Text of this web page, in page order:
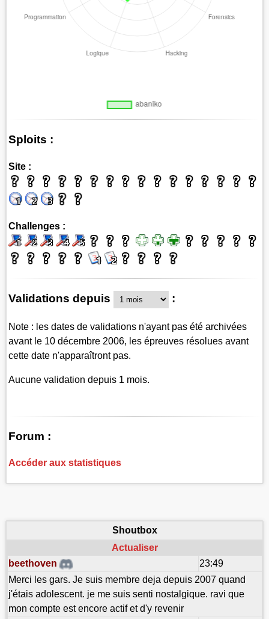
Sploits :
Site :
Challenges :
Validations depuis :
Note : les dates de validations n'ayant pas été archivées
avant le 10 décembre 2006, les épreuves résolues avant
cette date n'apparaîtront pas.
Aucune validation depuis 1 mois.
Forum :
Accéder aux statistiques
Shoutbox
Actualiser
beethoven
23:49
Merci les gars. Je suis membre deja depuis 2007 quand
j'étais adolescent. je me suis senti nostalgique. ravi que
mon compte est encore actif et d'y revenir